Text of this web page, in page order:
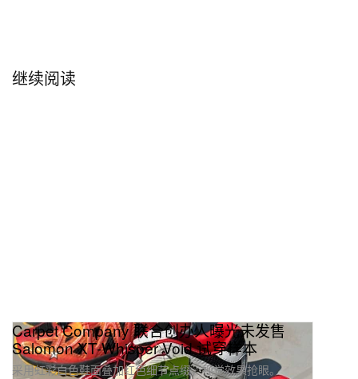
继续阅读
Carpet Company 联合创办人曝光未发售
Salomon XT-Whisper Void 试穿样本
采用虹彩白色鞋面叠加红色细节点缀，视觉效果抢眼。